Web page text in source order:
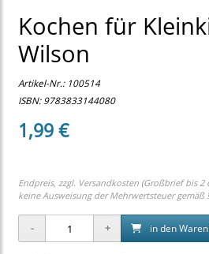
Kochen für
Wilson
Artikel-Nr.: 100514
ISBN: 9783833144080
1,99 €
Endpreis, zzgl. Versandkosten (Großbrief bis 2
keine Ausweisung der Mehrwertsteuer gemäß
in den